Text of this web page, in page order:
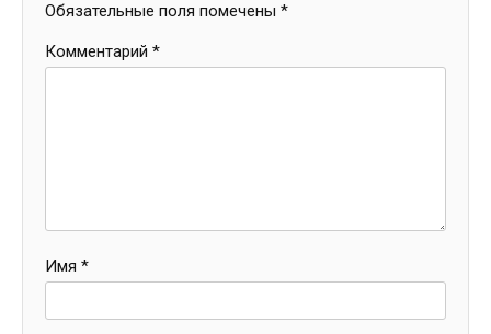
Обязательные поля помечены *
Комментарий *
Имя *